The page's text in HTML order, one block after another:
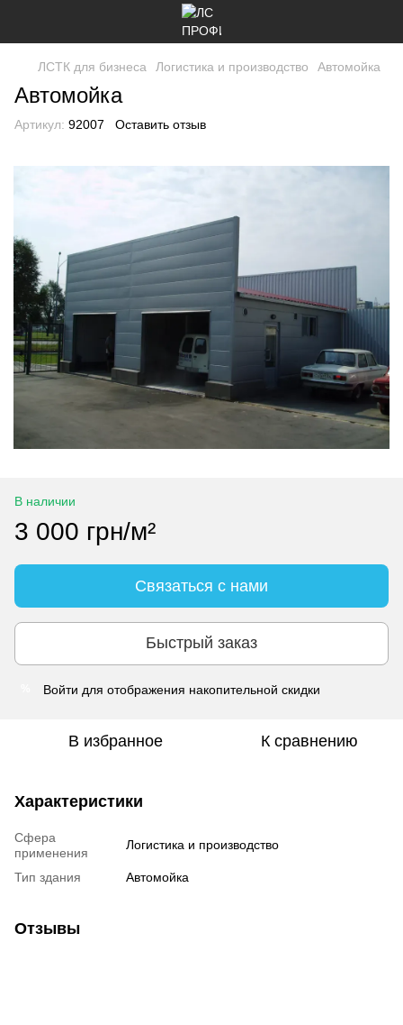
ЛСТК для бизнеса Логистика и производство Автомойка
Автомойка
Артикул: 92007 Оставить отзыв
В наличии
3 000 грн/м²
Связаться с нами
Быстрый заказ
Войти для отображения накопительной скидки
В избранное К сравнению
Характеристики
Сфера
применения
Логистика и производство
Тип здания Автомойка
Отзывы